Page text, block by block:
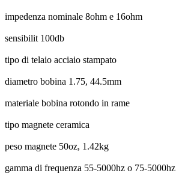
impedenza nominale 8ohm e 16ohm
sensibilit 100db
tipo di telaio acciaio stampato
diametro bobina 1.75, 44.5mm
materiale bobina rotondo in rame
tipo magnete ceramica
peso magnete 50oz, 1.42kg
gamma di frequenza 55-5000hz o 75-5000hz